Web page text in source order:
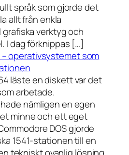
språk som gjorde det
allt från enkla
verktyg och
I dag förknippas […]
– operativsystemet som
läste en diskett var det
arbetade.
nämligen en egen
minne och ett eget
DOS gjorde
1541-stationen till en